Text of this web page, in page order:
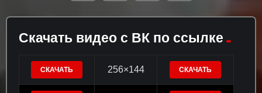
Скачать видео с ВК по ссылке
СКАЧАТЬ 256×144 СКАЧАТЬ